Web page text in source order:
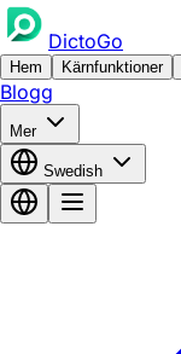
DictoGo
Hem Kärnfunktioner
Blogg
Mer
Swedish